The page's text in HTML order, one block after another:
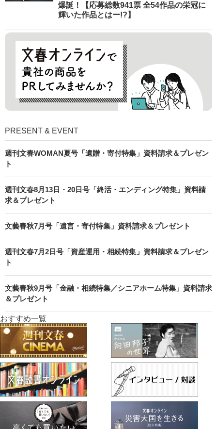
爆誕！【応募総数941票 全54作品の栄冠に
輝いた作品とはー!?】
PRESENT & EVENT
週刊文春WOMAN夏号「遺贈・寄付特集」資料請求＆プレゼン
ト
週刊文春8月13日・20日号「終活・エンディング特集」資料請
求＆プレゼント
文藝春秋7月号「遺言・寄付特集」資料請求＆プレゼント
週刊文春7月2日号「資産運用・相続特集」資料請求＆プレゼン
ト
文藝春秋9月号「金融・相続特集／シニアホーム特集」資料請求
＆プレゼント
おすすめ一覧